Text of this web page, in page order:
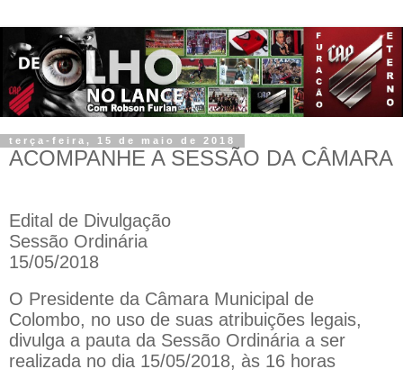
terça-feira, 15 de maio de 2018
ACOMPANHE A SESSÃO DA CÂMARA
Edital de Divulgação
Sessão Ordinária
15/05/2018
O Presidente da Câmara Municipal de
Colombo, no uso de suas atribuições legais,
divulga a pauta da Sessão Ordinária a ser
realizada no dia 15/05/2018, às 16 horas